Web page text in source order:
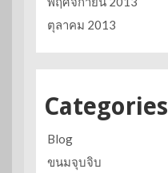
ตุลาคม 2013
Categories
Blog
ขนมจุบจิบ